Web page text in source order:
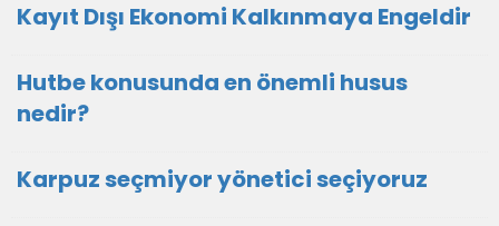
Kayıt Dışı Ekonomi Kalkınmaya Engeldir
Hutbe konusunda en önemli husus
nedir?
Karpuz seçmiyor yönetici seçiyoruz